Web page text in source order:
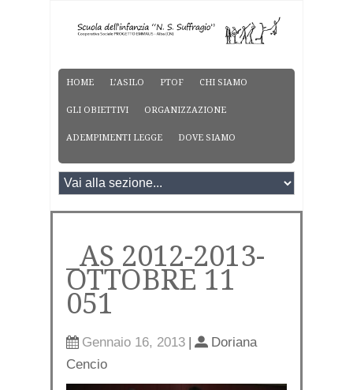
HOME L’ASILO PTOF CHI SIAMO
GLI OBIETTIVI ORGANIZZAZIONE
ADEMPIMENTI LEGGE DOVE SIAMO
_AS 2012-2013-
OTTOBRE 11
051
Gennaio 16, 2013 |
Doriana
Cencio